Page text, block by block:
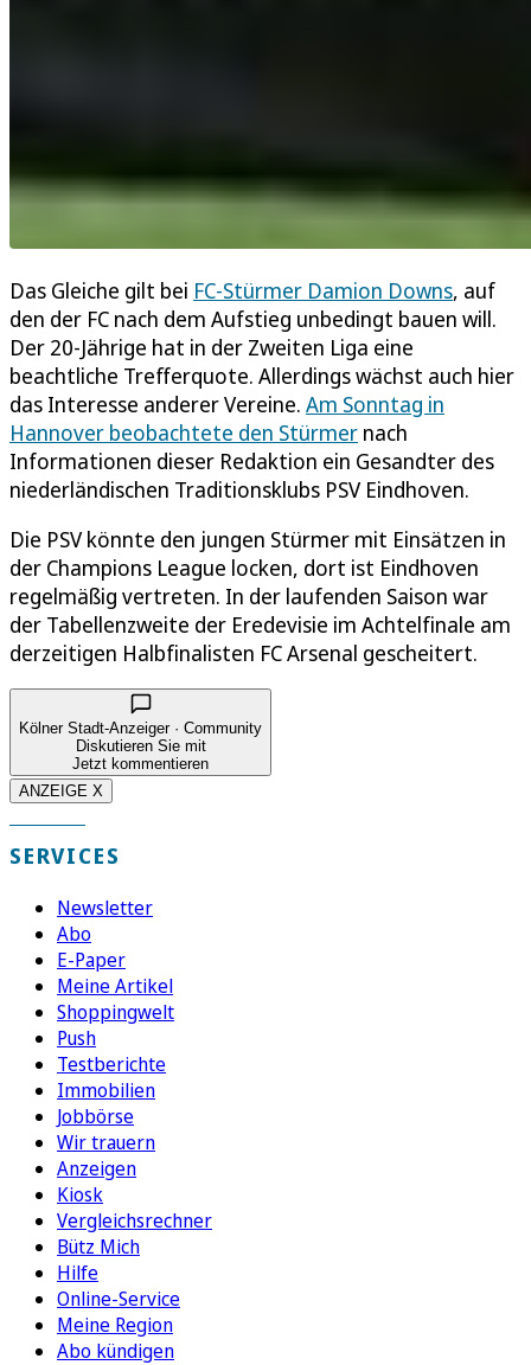
Das Gleiche gilt bei FC-Stürmer Damion Downs, auf
den der FC nach dem Aufstieg unbedingt bauen will.
Der 20-Jährige hat in der Zweiten Liga eine
beachtliche Trefferquote. Allerdings wächst auch hier
das Interesse anderer Vereine. Am Sonntag in
Hannover beobachtete den Stürmer nach
Informationen dieser Redaktion ein Gesandter des
niederländischen Traditionsklubs PSV Eindhoven.
Die PSV könnte den jungen Stürmer mit Einsätzen in
der Champions League locken, dort ist Eindhoven
regelmäßig vertreten. In der laufenden Saison war
der Tabellenzweite der Eredevisie im Achtelfinale am
derzeitigen Halbfinalisten FC Arsenal gescheitert.
Kölner Stadt-Anzeiger · Community
Diskutieren Sie mit
Jetzt kommentieren
ANZEIGE X
SERVICES
Newsletter
Abo
E-Paper
Meine Artikel
Shoppingwelt
Push
Testberichte
Immobilien
Jobbörse
Wir trauern
Anzeigen
Kiosk
Vergleichsrechner
Bütz Mich
Hilfe
Online-Service
Meine Region
Abo kündigen